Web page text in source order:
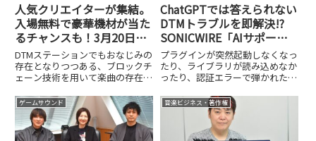
人気クリエイターが集結。
入場無料で豪華機材が当た
るチャンスも！3月20日開
催のKENDRIX EXPERIENCE
が参加受付中
DTMステーションでもおなじみの
存在となりつつある、ブロックチ
ェーン技術を用いて楽曲の存在証
KENDRIX（ケンドリックス）。
JASRACが推進するこのDXプロジ
ェクトが主催するイベント
「KENDRIX EXPERIE...
ChatGPTでは答えられない
DTMトラブルを即解決!?
SONICWIRE「AIサポー
ト」が約30年分の事例で実
現した、専用AIの実力
プラグインが突然起動しなくなっ
たり、ライブラリが読み込めなか
ったり、認証エラーで弾かれた
したトラブルに頭を抱えた経験が
ありますよね。慣れている人でも
解決に時間がかかることがあり、
初心者にとってはなおさら高い...
ゲームサウンド 音楽ビジネス・著作権